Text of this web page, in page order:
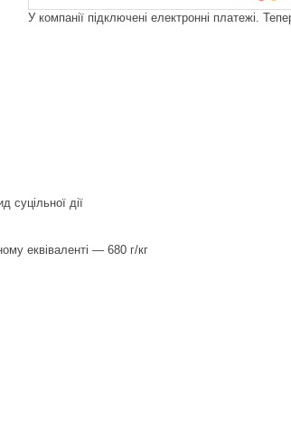
У компанії підключені електронні платежі.
суцільної дії
еквіваленті — 680 г/кг